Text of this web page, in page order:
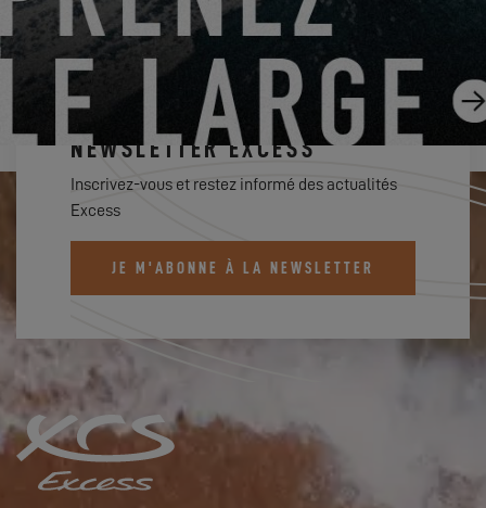
ABONNEZ-VOUS À LA
NEWSLETTER EXCESS
Inscrivez-vous et restez informé des actualités
Excess
JE M'ABONNE À LA NEWSLETTER